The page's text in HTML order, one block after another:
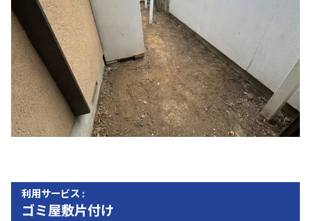
利用サービス :
ゴミ屋敷片付け